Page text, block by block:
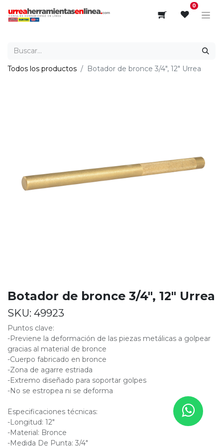
0
Todos los productos Botador de bronce 3/4", 12" Urrea
Botador de bronce 3/4", 12" Urrea
SKU: 49923
Puntos clave:
-Previene la deformación de las piezas metálicas a golpear
gracias al material de bronce
-Cuerpo fabricado en bronce
-Zona de agarre estriada
-Extremo diseñado para soportar golpes
-No se estropea ni se deforma
Especificaciones técnicas:
-Longitud: 12"
-Material: Bronce
-Medida De Punta: 3/4"